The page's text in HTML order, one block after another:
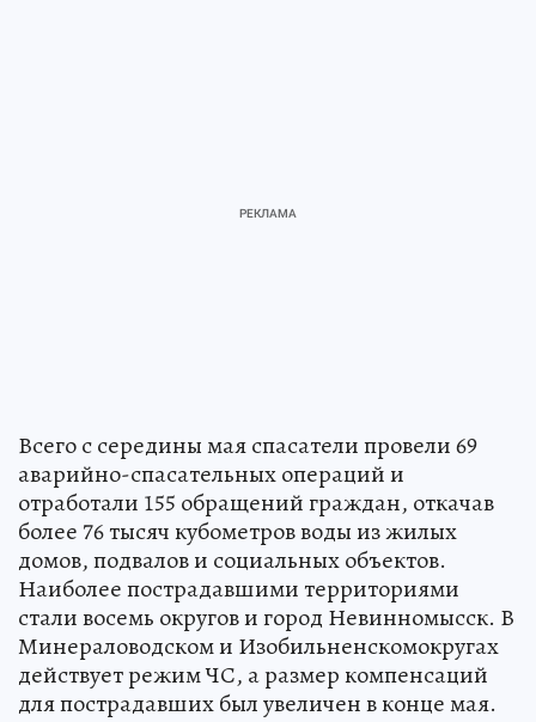
Всего с середины мая спасатели провели 69
аварийно-спасательных операций и
отработали 155 обращений граждан, откачав
более 76 тысяч кубометров воды из жилых
домов, подвалов и социальных объектов.
Наиболее пострадавшими территориями
стали восемь округов и город Невинномысск. В
Минераловодском и Изобильненскомокругах
действует режим ЧС, а размер компенсаций
для пострадавших был увеличен в конце мая.